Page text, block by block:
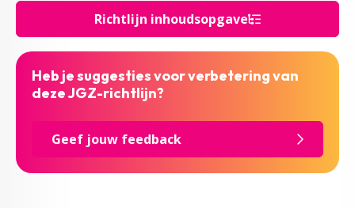
Richtlijn inhoudsopgave
Heb je suggesties voor verbetering van
deze JGZ-richtlijn?
Geef jouw feedback